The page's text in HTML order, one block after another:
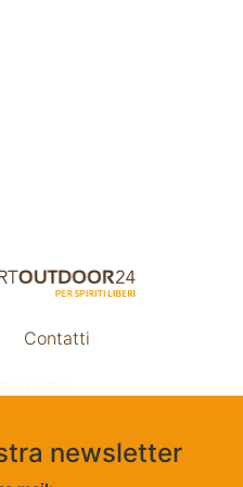
Contatti
newsletter